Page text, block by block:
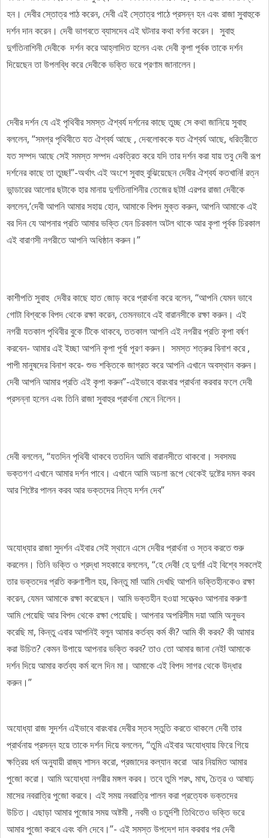
হন। দেবীর স্তোত্র পাঠ করেন, দেবী এই স্তোত্র পাঠে প্রসন্ন হন এবং রাজা সুবাহুকে
দর্শন দান করেন। দেবী ভাগবতে ব্যাসদেব এই ঘটনার কথা বর্ণনা করেন। সুবাহু
দুর্গতিনাশিনী দেবীকে দর্শন করে আহ্লাদিত হলেন এবং দেবী কৃপা পূর্বক তাকে দর্শন
দিয়েছেন তা উপলব্ধি করে দেবীকে ভক্তি ভরে প্রণাম জানালেন।
দেবীর দর্শন যে এই পৃথিবীর সমস্ত ঐশ্বর্য দর্শনের কাছে তুচ্ছ সে কথা জানিয়ে সুবাহু
বললেন, “সমগ্র পৃথিবীতে যত ঐশ্বর্য আছে , দেবলোককে যত ঐশ্বর্য আছে, ধরিত্রীতে
যত সম্পদ আছে সেই সমস্ত সম্পদ একত্রিত করে যদি তার দর্শন করা যায় তবু দেবী রূপ
দর্শনের কাছে তা তুচ্ছ!”-অর্থাৎ এই অংশে সুবাহু বুঝিয়েছেন দেবীর ঐশ্বর্য কতখানি! রত্ন
ভান্ডারের আলোর ছটাকে হার মানায় দুর্গতিনাশিনীর তেজের ছটা! এরপর রাজা দেবীকে
বললেন,‘দেবী আপনি আমার সহায় হোন, আমাকে বিপদ মুক্ত করুন, আপনি আমাকে এই
বর দিন যে আপনার প্রতি আমার ভক্তি যেন চিরকাল অটল থাকে আর কৃপা পূর্বক চিরকাল
এই বারাণসী নগরীতে আপনি অধিষ্ঠান করুন।”
কাশীপতি সুবাহু দেবীর কাছে হাত জোড় করে প্রার্থনা করে বলেন, “আপনি যেমন ভাবে
গোটা বিশ্বকে বিপদ থেকে রক্ষা করেন, তেমনভাবে এই বারানসীকে রক্ষা করুন। এই
নগরী যতকাল পৃথিবীর বুকে টিকে থাকবে, ততকাল আপনি এই নগরীর প্রতি কৃপা বর্ষণ
করবেন- আমার এই ইচ্ছা আপনি কৃপা পূর্বা পূরণ করুন। ‌ সমস্ত শত্রুর বিনাশ করে ,
পাপী মানুষদের বিনাশ করে- শুভ শক্তিকে জাগ্রত করে আপনি এখানে অবস্থান করুন।
দেবী আপনি আমার প্রতি এই কৃপা করুন”-এইভাবে বারংবার প্রার্থনা করবার ফলে দেবী
প্রসন্না হলেন এবং তিনি রাজা সুবাহুর প্রার্থনা মেনে নিলেন।
দেবী বললেন, “যতদিন পৃথিবী থাকবে ততদিন আমি বারানসীতে থাকবো।‌ সবসময়
ভক্তগণ এখানে আমার দর্শন পাবে। এখানে আমি অচলা রূপে থেকেই দুষ্টের দমন করব
আর শিষ্টের পালন করব আর ভক্তদের নিত্য দর্শন দেব”
অযোধ্যার রাজা সুদর্শন‌ এইবার সেই স্থানে এসে দেবীর প্রার্থনা ও স্তব করতে শুরু
করলেন। তিনি ভক্তি ও শ্রদ্ধা সহকারে বললেন, “হে দেবী! হে দুর্গা! এই বিশ্বে সকলেই
তার ভক্তদের প্রতি করুণাশীল হয়, কিন্তু মা! আমি দেখছি আপনি ভক্তিহীনকেও রক্ষা
করেন, যেমন আমাকে রক্ষা করেছেন। আমি ভক্তহীন হ‌ওয়া সত্ত্বেও আপনার করুণা
আমি পেয়েছি আর বিপদ থেকে রক্ষা পেয়েছি। আপনার অপরিসীম দয়া আমি অনুভব
করেছি মা, কিন্তু এবার আপনিই বলুন আমার কর্তব্য কর্ম কী? আমি কী করব? কী আমার
করা উচিত? কেমন উপায়ে আপনার ভক্তি করব? তাও তো আমার জানা নেই! আমাকে
দর্শন দিয়ে আমার কর্তব্য কর্ম বলে দিন মা। আমাকে এই বিপদ সাগর থেকে উদ্ধার
করুন।”
অযোধ্যা রাজ সুদর্শন এইভাবে বারংবার দেবীর স্তব স্তুতি করতে থাকলে দেবী তার
প্রার্থনায় প্রসন্ন হয়ে তাকে দর্শন দিয়ে বললেন, “তুমি এইবার অযোধ্যায় ফিরে গিয়ে
ক্ষত্রিয় ধর্ম অনুযায়ী রাজ্য শাসন করো, প্রজাদের কল্যান করো আর নিয়মিত আমার
পুজো করো। আমি অযোধ্যা নগরীর মঙ্গল করব। তবে তুমি শরৎ, মাঘ, চৈত্র ও আষাঢ়
মাসের নবরাত্রি পুজো করবে। এই সময় নবরাত্রি পালন করা প্রত্যেক ভক্তদের
উচিত। এছাড়া আমার পুজোর সময় অষ্টমী , নবমী ও চতুর্দশী তিথিতেও ভক্তি ভরে
আমার পুজো করবে এবং বলি দেবে।”- এই সমস্ত উপদেশ দান করবার পর দেবী